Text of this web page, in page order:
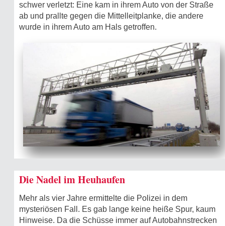
schwer verletzt: Eine kam in ihrem Auto von der Straße
ab und prallte gegen die Mittelleitplanke, die andere
wurde in ihrem Auto am Hals getroffen.
Die Nadel im Heuhaufen
Mehr als vier Jahre ermittelte die Polizei in dem
mysteriösen Fall. Es gab lange keine heiße Spur, kaum
Hinweise. Da die Schüsse immer auf Autobahnstrecken